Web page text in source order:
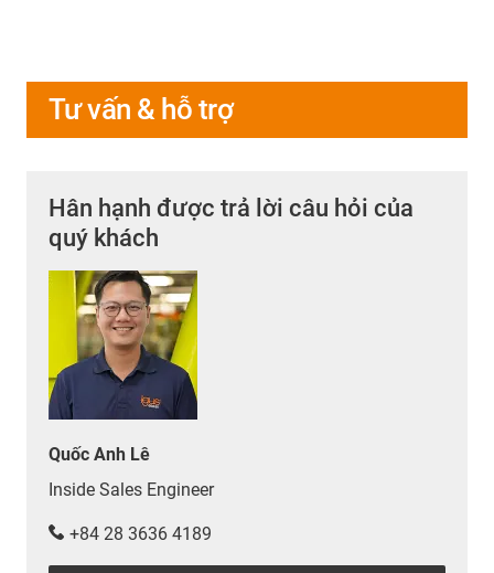
Tư vấn & hỗ trợ
Hân hạnh được trả lời câu hỏi của
quý khách
Quốc Anh Lê
Inside Sales Engineer
+84 28 3636 4189